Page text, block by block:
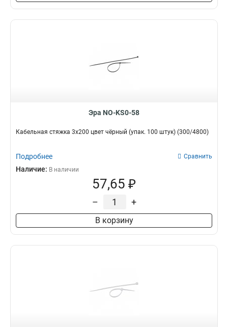
Эра NO-KS0-58
Кабельная стяжка 3x200 цвет чёрный (упак. 100 штук) (300/4800)
Подробнее Сравнить
Наличие: В наличии
57,65 ₽
– +
В корзину